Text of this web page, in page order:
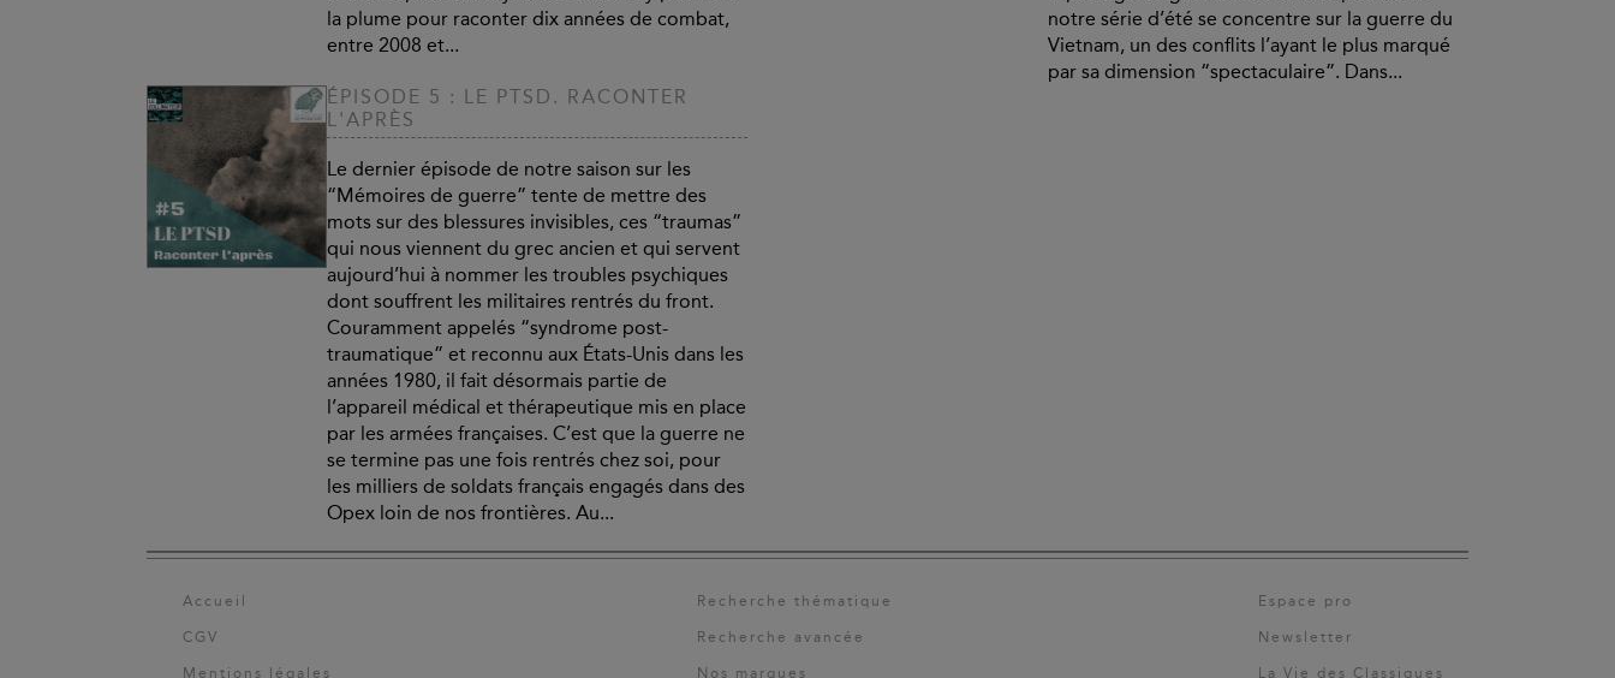
la plume pour raconter dix années de combat,
entre 2008 et...
notre série d’été se concentre sur la guerre du
Vietnam, un des conflits l’ayant le plus marqué
par sa dimension “spectaculaire”. Dans...
ÉPISODE 5 : LE PTSD. RACONTER
L'APRÈS
Le dernier épisode de notre saison sur les
“Mémoires de guerre” tente de mettre des
mots sur des blessures invisibles, ces “traumas”
qui nous viennent du grec ancien et qui servent
aujourd’hui à nommer les troubles psychiques
dont souffrent les militaires rentrés du front.
Couramment appelés “syndrome post-
traumatique” et reconnu aux États-Unis dans les
années 1980, il fait désormais partie de
l’appareil médical et thérapeutique mis en place
par les armées françaises. C’est que la guerre ne
se termine pas une fois rentrés chez soi, pour
les milliers de soldats français engagés dans des
Opex loin de nos frontières. Au...
Accueil
CGV
Mentions légales
Recherche thématique
Recherche avancée
Nos marques
Espace pro
Newsletter
La Vie des Classiques